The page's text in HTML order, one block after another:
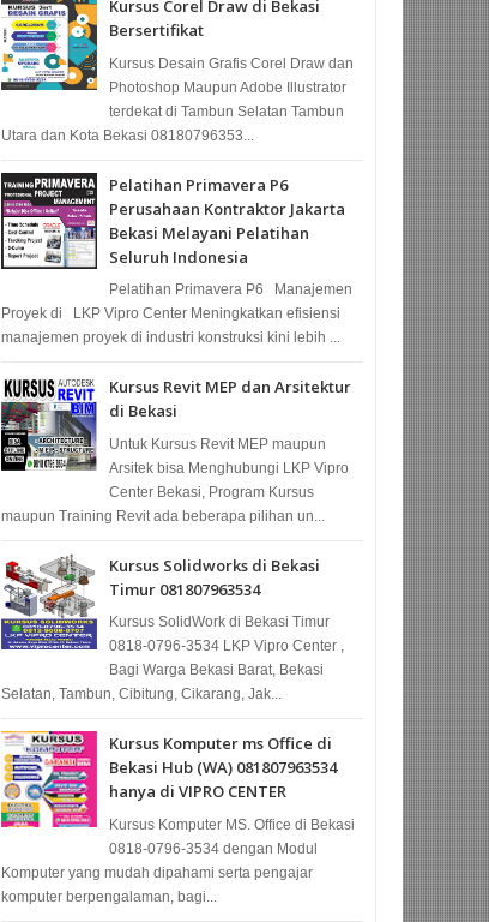
Kursus Corel Draw di Bekasi
Bersertifikat
Kursus Desain Grafis Corel Draw dan
Photoshop Maupun Adobe Illustrator
terdekat di Tambun Selatan Tambun
Utara dan Kota Bekasi 08180796353...
Pelatihan Primavera P6
Perusahaan Kontraktor Jakarta
Bekasi Melayani Pelatihan
Seluruh Indonesia
Pelatihan Primavera P6 Manajemen
Proyek di LKP Vipro Center Meningkatkan efisiensi
manajemen proyek di industri konstruksi kini lebih ...
Kursus Revit MEP dan Arsitektur
di Bekasi
Untuk Kursus Revit MEP maupun
Arsitek bisa Menghubungi LKP Vipro
Center Bekasi, Program Kursus
maupun Training Revit ada beberapa pilihan un...
Kursus Solidworks di Bekasi
Timur 081807963534
Kursus SolidWork di Bekasi Timur
0818-0796-3534 LKP Vipro Center ,
Bagi Warga Bekasi Barat, Bekasi
Selatan, Tambun, Cibitung, Cikarang, Jak...
Kursus Komputer ms Office di
Bekasi Hub (WA) 081807963534
hanya di VIPRO CENTER
Kursus Komputer MS. Office di Bekasi
0818-0796-3534 dengan Modul
Komputer yang mudah dipahami serta pengajar
komputer berpengalaman, bagi...